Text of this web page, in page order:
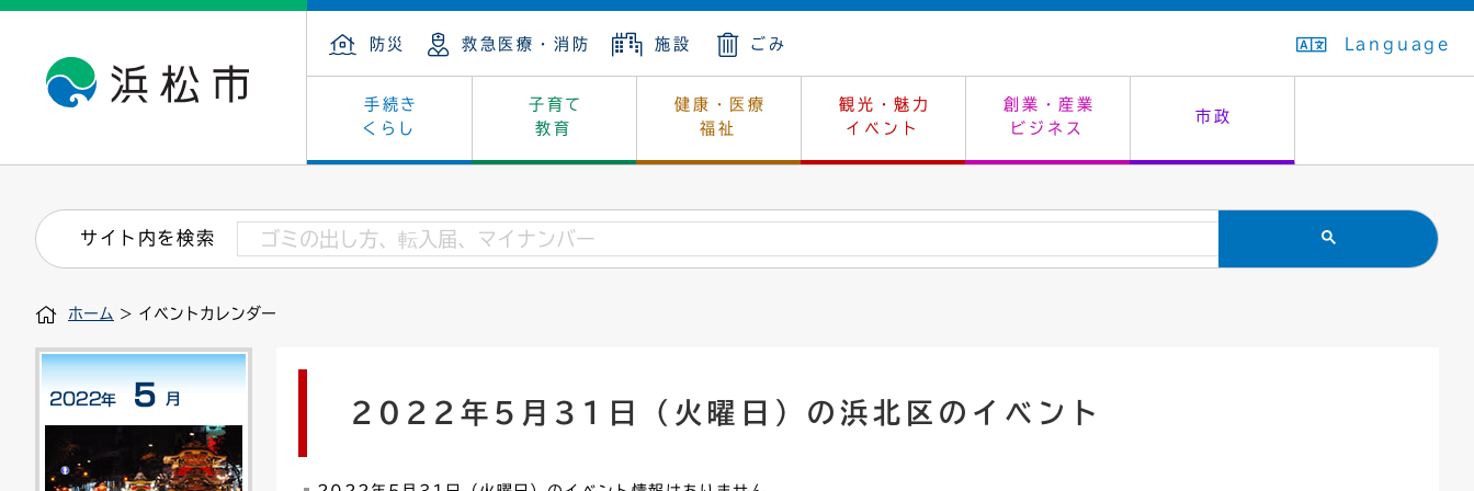
防災 救急医療・消防 施設 ごみ Language
手続き
くらし
子育て
教育
健康・医療
福祉
観光・魅力
イベント
創業・産業
ビジネス
市政
戸籍・住民の手続き 保険・年金 上下水道 生活排水
住まい・建築 墓地・斎場 消費生活 市民安全
税金
道路・交通・河川
印鑑登録証明書 戸籍謄本・抄本 住所変更
道路台帳
子育て・青少年・若者 教育 生涯学習 教育委員会
看護専門学校 学級閉鎖 幼稚園一覧 入学式・卒業式
小学校一覧
健康・医療 福祉 休日当番医 救急・夜間診療
介護保険 保健所 感染症
文化・芸術 文化財 レジャー・スポーツ 施設予約（まつぼっくり）
浜松・浜名湖だいすきネット はじめよう、ハマライフ はたちの集い
産業振興 カーボンニュートラル 土地 指定管理者制度
発注情報(入札・契約) 福祉・介護 環境対策 公共事業の技術監理
募集
市の概要 庁舎案内 市長の部屋 議会
外郭団体 統計 選挙 オープンデータ
職員採用
行政区
会議 情報公開・個人情報 監査
附属機関
サイト内を検索
ホーム > イベントカレンダー
2022年5月31日（火曜日）の浜北区のイベント